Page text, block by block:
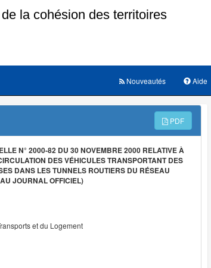
Aide
Nouveautés
PDF
N° 2000-82 DU 30 NOVEMBRE 2000 RELATIVE À
DES VÉHICULES TRANSPORTANT DES
DANS LES TUNNELS ROUTIERS DU RÉSEAU
JOURNAL OFFICIEL)
et du Logement